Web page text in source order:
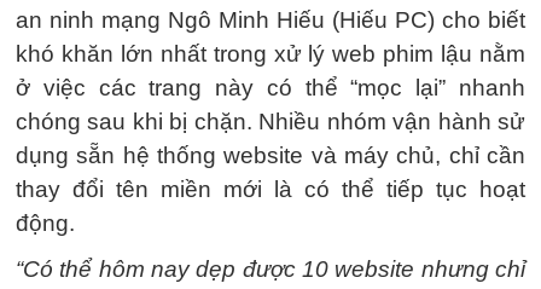
an ninh mạng Ngô Minh Hiếu (Hiếu PC) cho biết
khó khăn lớn nhất trong xử lý web phim lậu nằm
ở việc các trang này có thể “mọc lại” nhanh
chóng sau khi bị chặn. Nhiều nhóm vận hành sử
dụng sẵn hệ thống website và máy chủ, chỉ cần
thay đổi tên miền mới là có thể tiếp tục hoạt
động.
“Có thể hôm nay dẹp được 10 website nhưng chỉ